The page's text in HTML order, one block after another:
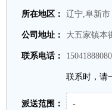
所在地区： 辽宁,阜新市
公司地址： 大五家镇本
联系电话： 15041888080
联系时，请
派送范围： -